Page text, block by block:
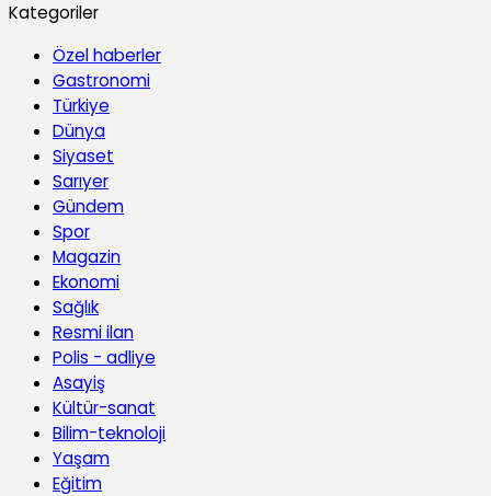
Kategoriler
Özel haberler
Gastronomi
Türkiye
Dünya
Siyaset
Sarıyer
Gündem
Spor
Magazin
Ekonomi
Sağlık
Resmi ilan
Polis - adliye
Asayiş
Kültür-sanat
Bilim-teknoloji
Yaşam
Eğitim